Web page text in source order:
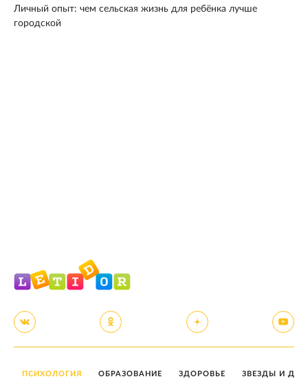
Личный опыт: чем сельская жизнь для ребёнка лучше
городской
ПСИХОЛОГИЯ ОБРАЗОВАНИЕ ЗДОРОВЬЕ ЗВЕЗДЫ И